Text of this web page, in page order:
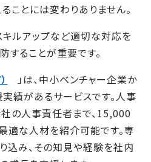
ことには変わりありません。
ルアップなど適切な対応を
することが重要です。
」は、中小ベンチャー企業か
績があるサービスです。人事
の人事責任者まで、15,000
適な人材を紹介可能です。専
込み、その知見や経験を社内